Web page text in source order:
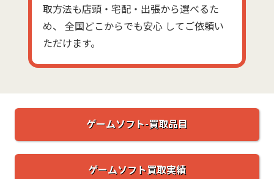
取方法も店頭・宅配・出張から選べるた
め、 全国どこからでも安心 してご依頼い
ただけます。
ゲームソフト-買取品目
ゲームソフト買取実績